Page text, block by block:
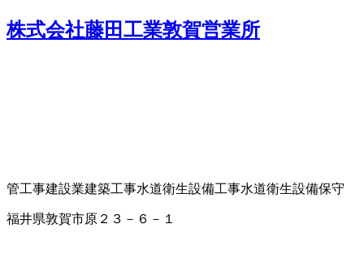
株式会社藤田工業敦賀営業所
管工事建設業建築工事水道衛生設備工事水道衛生設備保守
福井県敦賀市原２３－６－１